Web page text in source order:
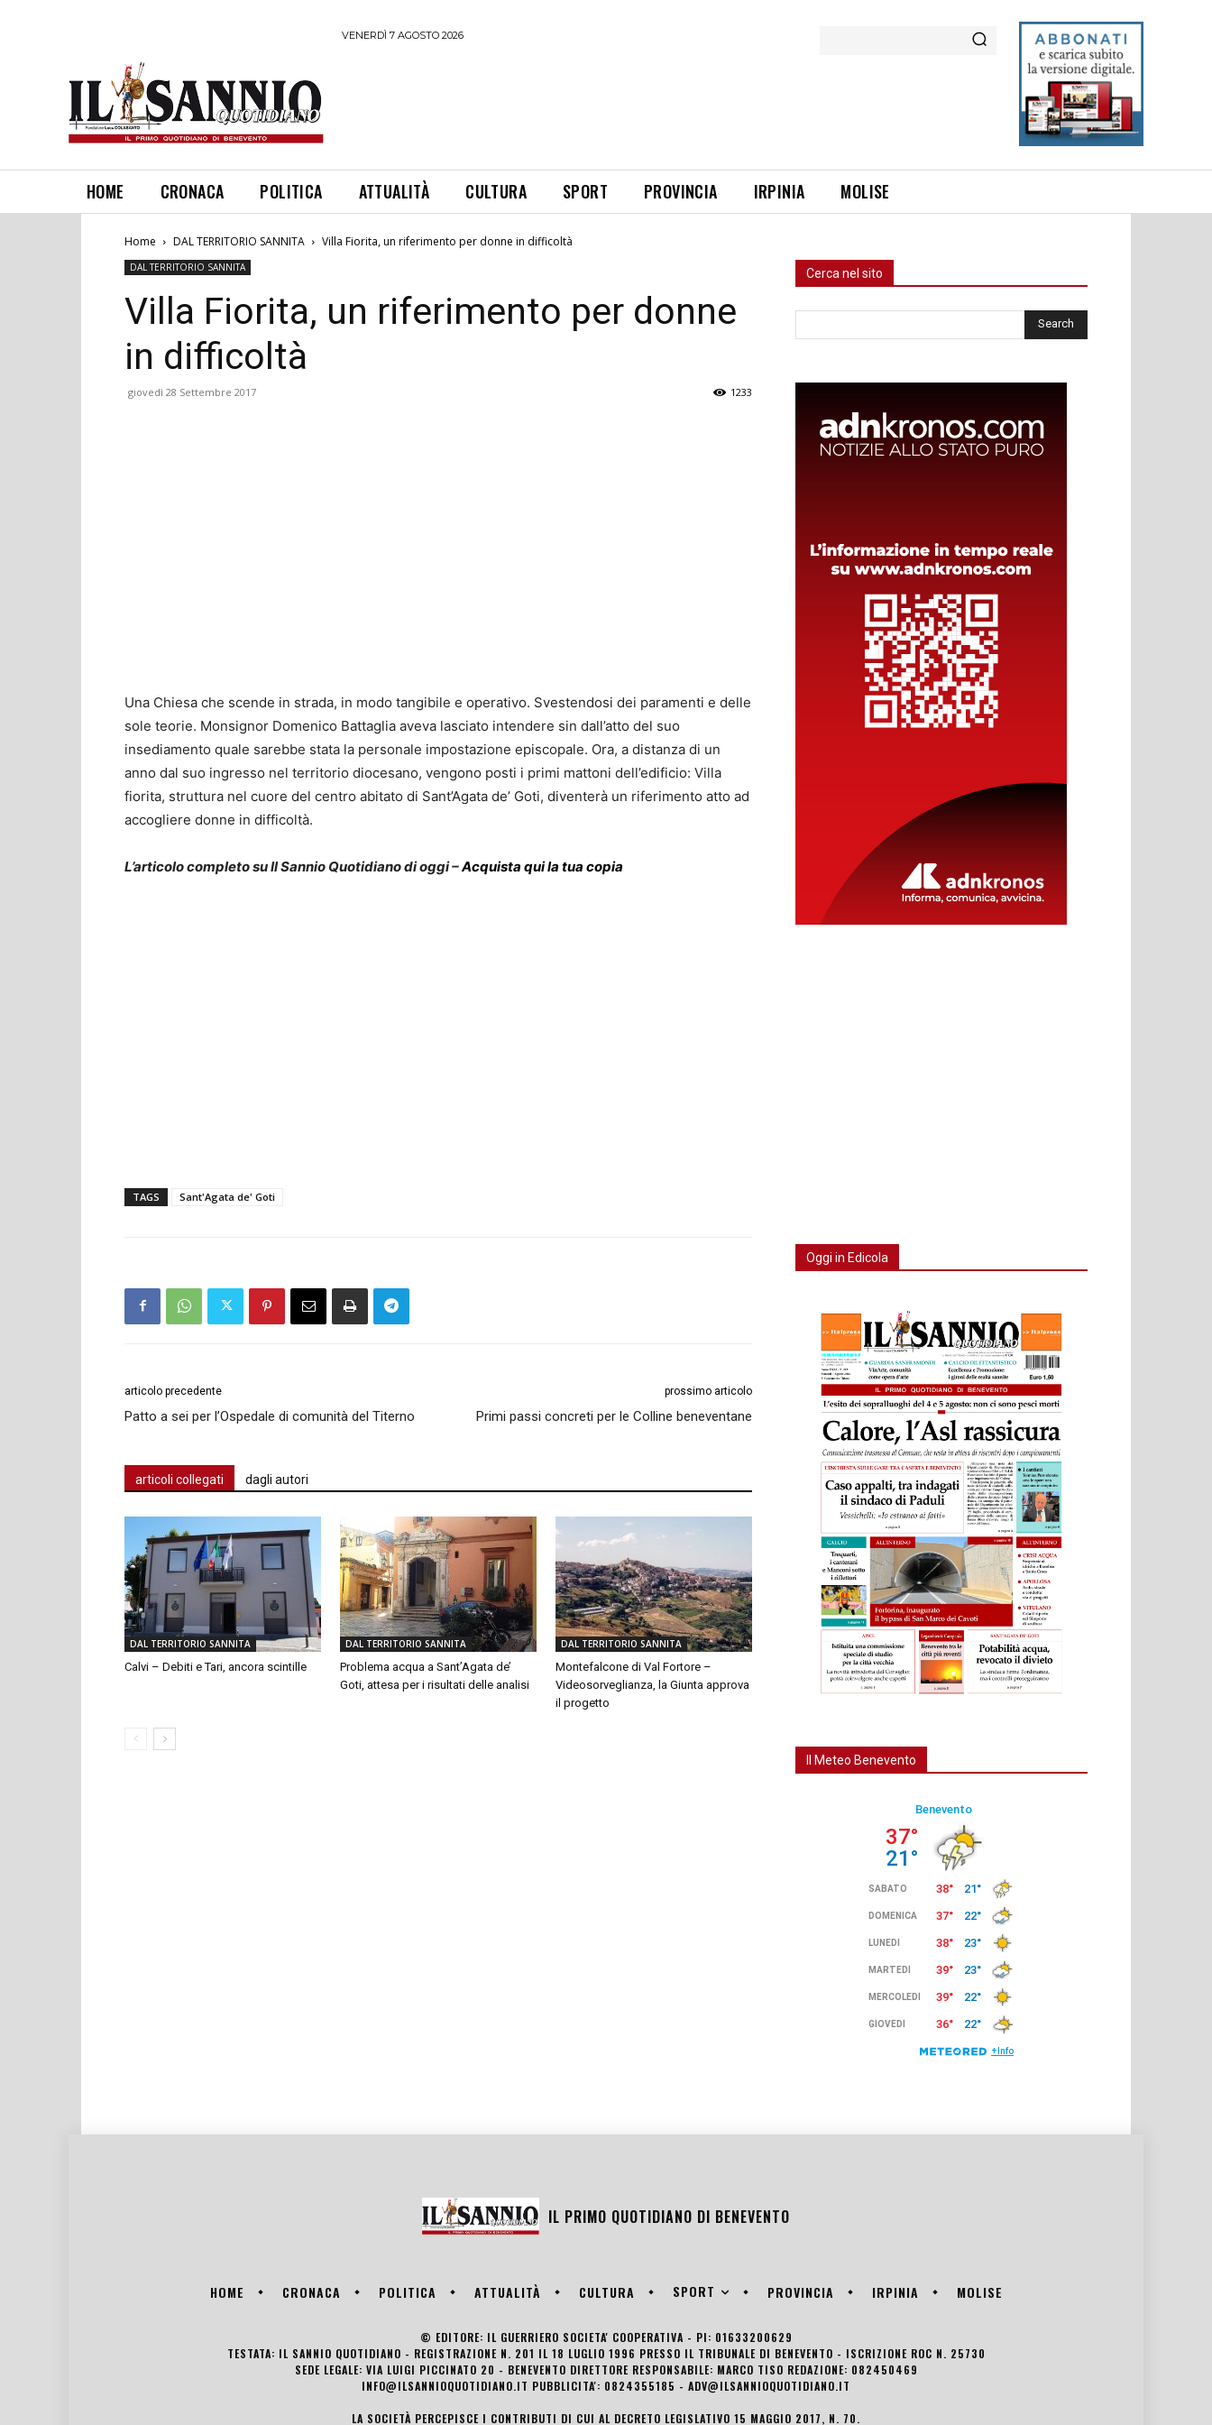
VENERDÌ 7 AGOSTO 2026
HOME CRONACA POLITICA ATTUALITÀ CULTURA SPORT PROVINCIA IRPINIA MOLISE
Home DAL TERRITORIO SANNITA Villa Fiorita, un riferimento per donne in difficoltà
DAL TERRITORIO SANNITA
Villa Fiorita, un riferimento per donne
in difficoltà
giovedì 28 Settembre 2017 1233
Una Chiesa che scende in strada, in modo tangibile e operativo. Svestendosi dei paramenti e delle
sole teorie. Monsignor Domenico Battaglia aveva lasciato intendere sin dall’atto del suo
insediamento quale sarebbe stata la personale impostazione episcopale. Ora, a distanza di un
anno dal suo ingresso nel territorio diocesano, vengono posti i primi mattoni dell’edificio: Villa
fiorita, struttura nel cuore del centro abitato di Sant’Agata de’ Goti, diventerà un riferimento atto ad
accogliere donne in difficoltà.
L’articolo completo su Il Sannio Quotidiano di oggi –Acquista qui la tua copia
TAGS Sant'Agata de' Goti
articolo precedente
Patto a sei per l’Ospedale di comunità del Titerno
prossimo articolo
Primi passi concreti per le Colline beneventane
articoli collegati dagli autori
DAL TERRITORIO SANNITA
Calvi – Debiti e Tari, ancora scintille
DAL TERRITORIO SANNITA
Problema acqua a Sant’Agata de’
Goti, attesa per i risultati delle analisi
DAL TERRITORIO SANNITA
Montefalcone di Val Fortore –
Videosorveglianza, la Giunta approva
il progetto
Cerca nel sito
Oggi in Edicola
Il Meteo Benevento
IL PRIMO QUOTIDIANO DI BENEVENTO
HOME CRONACA POLITICA ATTUALITÀ CULTURA SPORT PROVINCIA IRPINIA MOLISE
© EDITORE: IL GUERRIERO SOCIETA' COOPERATIVA - PI: 01633200629
TESTATA: IL SANNIO QUOTIDIANO - REGISTRAZIONE N. 201 IL 18 LUGLIO 1996 PRESSO IL TRIBUNALE DI BENEVENTO - ISCRIZIONE ROC N. 25730
SEDE LEGALE: VIA LUIGI PICCINATO 20 - BENEVENTO DIRETTORE RESPONSABILE: MARCO TISO REDAZIONE: 082450469
INFO@ILSANNIOQUOTIDIANO.IT PUBBLICITA': 0824355185 - ADV@ILSANNIOQUOTIDIANO.IT
LA SOCIETÀ PERCEPISCE I CONTRIBUTI DI CUI AL DECRETO LEGISLATIVO 15 MAGGIO 2017, N. 70.